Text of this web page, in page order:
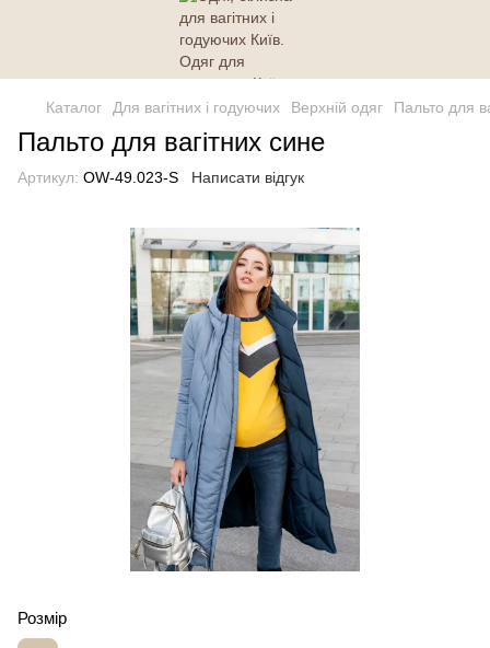
Каталог Для вагітних і годуючих Верхній одяг Пальто для
Пальто для вагітних сине
Артикул: OW-49.023-S Написати відгук
Розмір